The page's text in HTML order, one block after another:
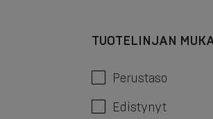
TUOTELINJAN
Perustaso
Edistynyt